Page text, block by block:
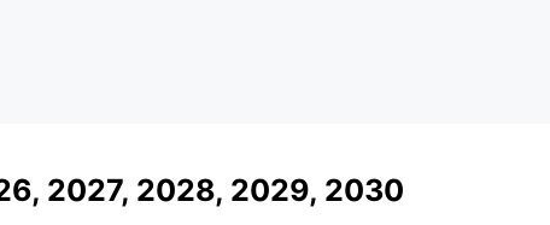
2027, 2028, 2029, 2030